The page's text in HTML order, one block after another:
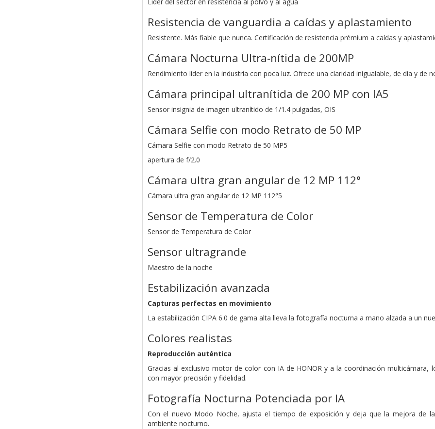
Líder del sector en resistencia al polvo y al agua
Resistencia de vanguardia a caídas y aplastamiento
Resistente. Más fiable que nunca. Certificación de resistencia prémium a caídas y
Cámara Nocturna Ultra-nítida de 200MP
Rendimiento líder en la industria con poca luz. Ofrece una claridad inigualable, de día y de
Cámara principal ultranítida de 200 MP con IA5
Sensor insignia de imagen ultranítido de 1/1.4 pulgadas, OIS
Cámara Selfie con modo Retrato de 50 MP
Cámara Selfie con modo Retrato de 50 MP5
apertura de f/2.0
Cámara ultra gran angular de 12 MP 112°
Cámara ultra gran angular de 12 MP 112°5
Sensor de Temperatura de Color
Sensor de Temperatura de Color
Sensor ultragrande
Maestro de la noche
Estabilización avanzada
Capturas perfectas en movimiento
La estabilización CIPA 6.0 de gama alta lleva la fotografía nocturna a mano alzada a un
Colores realistas
Reproducción auténtica
Gracias al exclusivo motor de color con IA de HONOR y a la coordinación
con mayor precisión y fidelidad.
Fotografía Nocturna Potenciada por IA
Con el nuevo Modo Noche, ajusta el tiempo de exposición y deja que la mejora de
ambiente nocturno.